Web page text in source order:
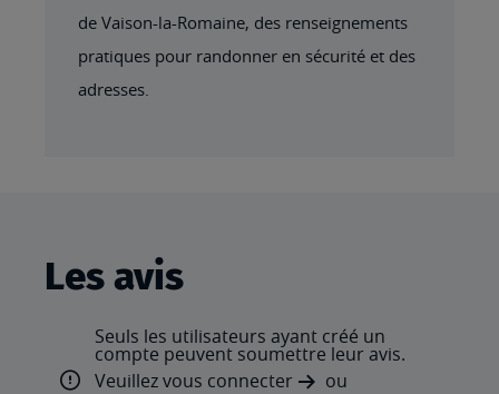
de Vaison-la-Romaine, des renseignements
pratiques pour randonner en sécurité et des
adresses.
Les avis
Seuls les utilisateurs ayant créé un
compte peuvent soumettre leur avis.
Veuillezvous connecter
ou